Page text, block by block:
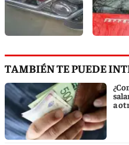
TAMBIÉN TE PUEDE
a